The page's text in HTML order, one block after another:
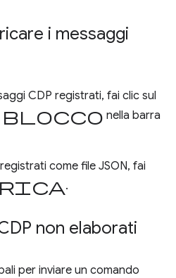
i messaggi
CDP registrati, fai clic sul
blocco nella barra
come file JSON, fai
.
non elaborati
per inviare un comando